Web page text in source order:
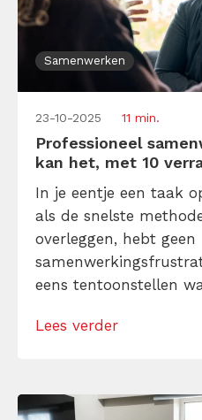
Samenwerken
23-10-2025 11 min.
Professioneel
kan het, met 10
In je eentje een taak
als de snelste
overleggen, hebt geen
eens tentoonstellen
zeker niet de meest
je […]
Lees verder